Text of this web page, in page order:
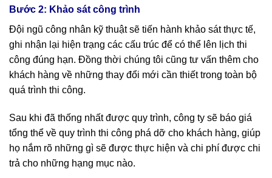
Bước 2: Khảo sát công trình
Đội ngũ công nhân kỹ thuật sẽ tiến hành khảo sát thực tế,
ghi nhận lại hiện trạng các cấu trúc để có thể lên lịch thi
công đúng hạn. Đồng thời chúng tôi cũng tư vấn thêm cho
khách hàng về những thay đổi mới cần thiết trong toàn bộ
quá trình thi công.
Sau khi đã thống nhất được quy trình, công ty sẽ báo giá
tổng thể về quy trình thi công phá dỡ cho khách hàng, giúp
họ nắm rõ những gì sẽ được thực hiện và chi phí được chi
trả cho những hạng mục nào.